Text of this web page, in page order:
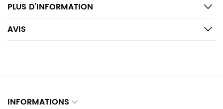
PLUS D’INFORMATION
AVIS
INFORMATIONS